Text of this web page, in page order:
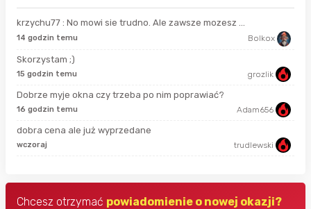
krzychu77 : No mowi sie trudno. Ale zawsze mozesz ...
14 godzin temu Bolkox
Skorzystam ;)
15 godzin temu grozlik
Dobrze myje okna czy trzeba po nim poprawiać?
16 godzin temu Adam656
dobra cena ale już wyprzedane
wczoraj trudlewski
Chcesz otrzymać powiadomienie o nowej okazji?